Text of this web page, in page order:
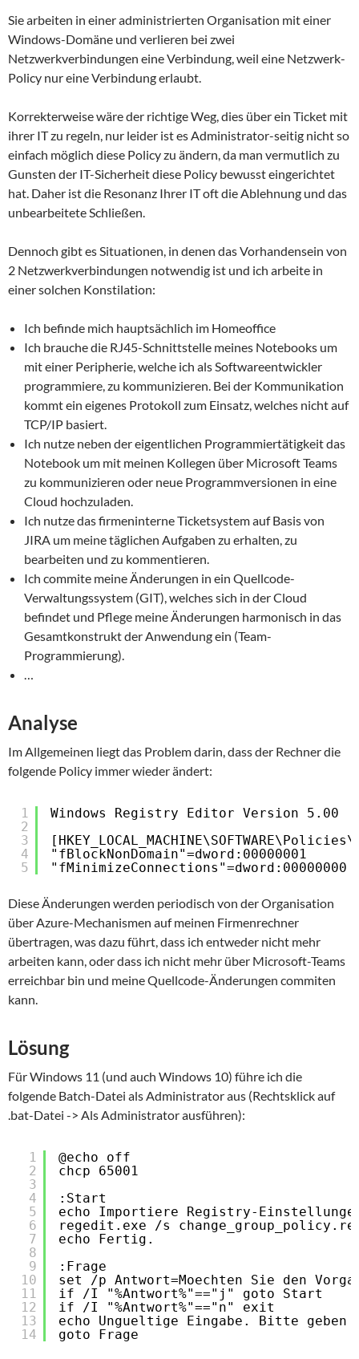
Sie arbeiten in einer administrierten Organisation mit einer
Windows-Domäne und verlieren bei zwei
Netzwerkverbindungen eine Verbindung, weil eine Netzwerk-
Policy nur eine Verbindung erlaubt.
Korrekterweise wäre der richtige Weg, dies über ein Ticket mit
ihrer IT zu regeln, nur leider ist es Administrator-seitig nicht so
einfach möglich diese Policy zu ändern, da man vermutlich zu
Gunsten der IT-Sicherheit diese Policy bewusst eingerichtet
hat. Daher ist die Resonanz Ihrer IT oft die Ablehnung und das
unbearbeitete Schließen.
Dennoch gibt es Situationen, in denen das Vorhandensein von
2 Netzwerkverbindungen notwendig ist und ich arbeite in
einer solchen Konstilation:
Ich befinde mich hauptsächlich im Homeoffice
Ich brauche die RJ45-Schnittstelle meines Notebooks um
mit einer Peripherie, welche ich als Softwareentwickler
programmiere, zu kommunizieren. Bei der Kommunikation
kommt ein eigenes Protokoll zum Einsatz, welches nicht auf
TCP/IP basiert.
Ich nutze neben der eigentlichen Programmiertätigkeit das
Notebook um mit meinen Kollegen über Microsoft Teams
zu kommunizieren oder neue Programmversionen in eine
Cloud hochzuladen.
Ich nutze das firmeninterne Ticketsystem auf Basis von
JIRA um meine täglichen Aufgaben zu erhalten, zu
bearbeiten und zu kommentieren.
Ich commite meine Änderungen in ein Quellcode-
Verwaltungssystem (GIT), welches sich in der Cloud
befindet und Pflege meine Änderungen harmonisch in das
Gesamtkonstrukt der Anwendung ein (Team-
Programmierung).
…
Analyse
Im Allgemeinen liegt das Problem darin, dass der Rechner die
folgende Policy immer wieder ändert:
1
2
3
4
5
Windows Registry Editor Version 5.00
"fBlockNonDomain"=dword:00000001
"fMinimizeConnections"=dword:00000000
Diese Änderungen werden periodisch von der Organisation
über Azure-Mechanismen auf meinen Firmenrechner
übertragen, was dazu führt, dass ich entweder nicht mehr
arbeiten kann, oder dass ich nicht mehr über Microsoft-Teams
erreichbar bin und meine Quellcode-Änderungen commiten
kann.
Lösung
Für Windows 11 (und auch Windows 10) führe ich die
folgende Batch-Datei als Administrator aus (Rechtsklick auf
.bat-Datei -> Als Administrator ausführen):
1
2
3
4
5
6
7
8
9
10
11
12
13
14
@echo off
chcp 65001
:Start
echo Importiere Registry-
regedit.exe /s
echo Fertig.
:Frage
set /p Antwort=Moechten Sie den
if /I "%Antwort%"=="j" goto Start
if /I "%Antwort%"=="n" exit
echo Ungueltige Eingabe. Bitte
goto Frage